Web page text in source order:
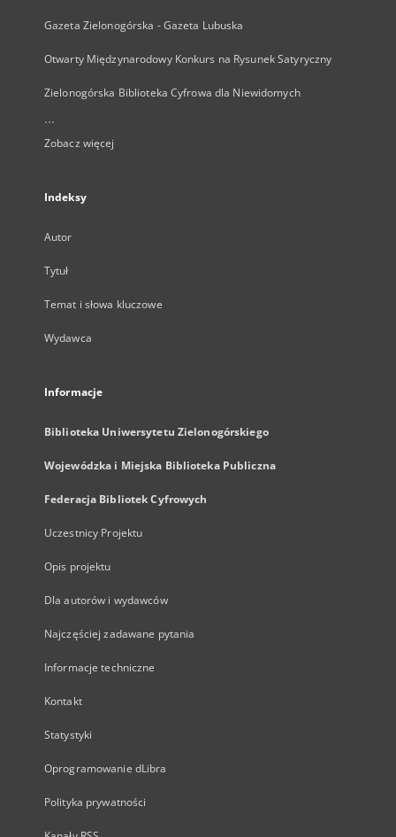
Gazeta Zielonogórska - Gazeta Lubuska
Otwarty Międzynarodowy Konkurs na Rysunek Satyryczny
Zielonogórska Biblioteka Cyfrowa dla Niewidomych
...
Zobacz więcej
Indeksy
Autor
Tytuł
Temat i słowa kluczowe
Wydawca
Informacje
Biblioteka Uniwersytetu Zielonogórskiego
Wojewódzka i Miejska Biblioteka Publiczna
Federacja Bibliotek Cyfrowych
Uczestnicy Projektu
Opis projektu
Dla autorów i wydawców
Najczęściej zadawane pytania
Informacje techniczne
Kontakt
Statystyki
Oprogramowanie dLibra
Polityka prywatności